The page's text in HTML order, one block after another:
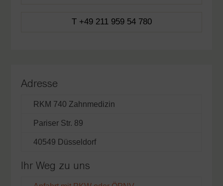
T +49 211 959 54 780
Adresse
RKM 740 Zahnmedizin
Pariser Str. 89
40549 Düsseldorf
Ihr Weg zu uns